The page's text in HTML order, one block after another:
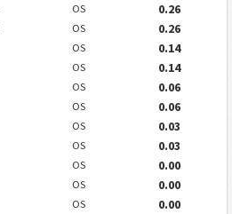
OS
0.26
OS
0.26
OS
0.14
OS
0.14
OS
0.06
OS
0.06
OS
0.03
OS
0.03
OS
0.00
OS
0.00
OS
0.00